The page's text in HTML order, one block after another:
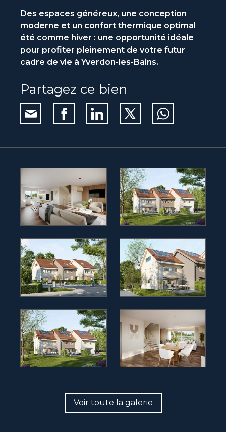
Des espaces généreux, une conception
moderne et un confort thermique optimal
été comme hiver : une opportunité idéale
pour profiter pleinement de votre futur
cadre de vie à Yverdon-les-Bains.
Partagez ce bien
Voir toute la galerie